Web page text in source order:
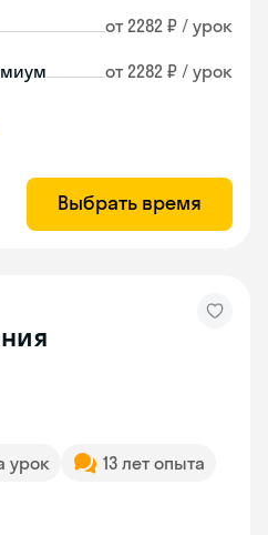
от 2282 ₽ / урок
от 2282 ₽ / урок
Выбрать время
урок
13 лет опыта